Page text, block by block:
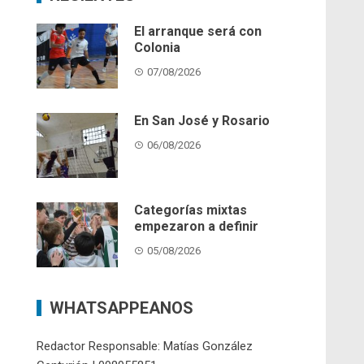
El arranque será con
Colonia
07/08/2026
En San José y Rosario
06/08/2026
Categorías mixtas
empezaron a definir
05/08/2026
WHATSAPPEANOS
Redactor Responsable: Matías González